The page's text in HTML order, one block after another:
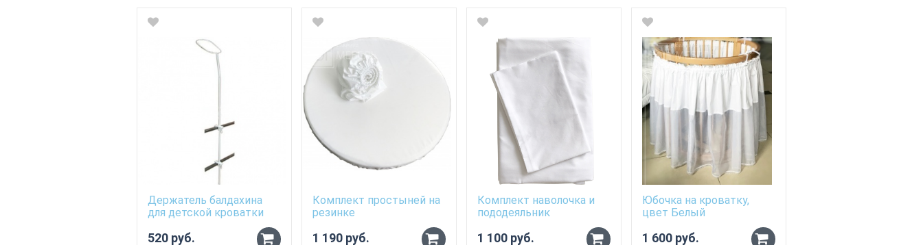
Держатель балдахина
для детской кроватки
520 руб.
Комплект простыней на
резинке
1 190 руб.
Комплект наволочка и
пододеяльник
1 100 руб.
Юбочка на кроватку,
цвет Белый
1 600 руб.